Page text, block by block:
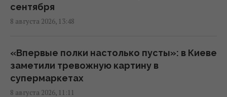
боевой вертолет: что известно
12:17 суббота, 08 августа 2026
Украина согласилась не нападать на
нероссийские танкеры с нефтью в Черном
море, - Bloomberg
11:24 суббота, 08 августа 2026
сентября
8 августа 2026, 13:48
«Впервые полки настолько пусты»: в Киеве
заметили тревожную картину в
супермаркетах
8 августа 2026, 11:11